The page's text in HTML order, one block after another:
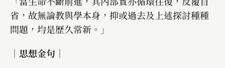
省，故無論教與學本身，抑或過去及上述探討種種
問題，均是歷久常新。」
｜思想金句｜